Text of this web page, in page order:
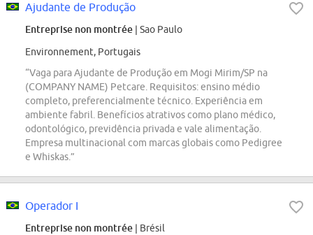
Ajudante de Produção
Entreprise non montrée | Sao Paulo
Environnement, Portugais
“Vaga para Ajudante de Produção em Mogi Mirim/SP na
(COMPANY NAME) Petcare. Requisitos: ensino médio
completo, preferencialmente técnico. Experiência em
ambiente fabril. Benefícios atrativos como plano médico,
odontológico, previdência privada e vale alimentação.
Empresa multinacional com marcas globais como Pedigree
e Whiskas.”
Operador I
Entreprise non montrée | Brésil